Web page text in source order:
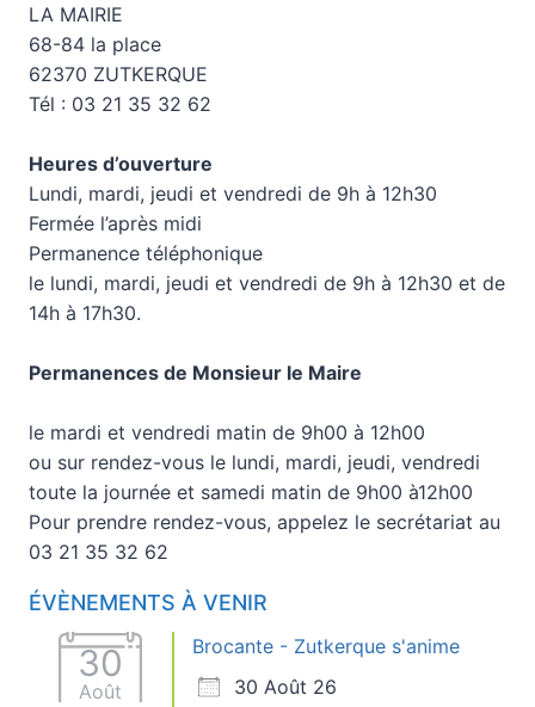
LA MAIRIE
68-84 la place
62370 ZUTKERQUE
Tél : 03 21 35 32 62
Heures d’ouverture
Lundi, mardi, jeudi et vendredi de 9h à 12h30
Fermée l’après midi
Permanence téléphonique
le lundi, mardi, jeudi et vendredi de 9h à 12h30 et de
14h à 17h30.
Permanences de Monsieur le Maire
le mardi et vendredi matin de 9h00 à 12h00
ou sur rendez-vous le lundi, mardi, jeudi, vendredi
toute la journée et samedi matin de 9h00 à12h00
Pour prendre rendez-vous, appelez le secrétariat au
03 21 35 32 62
ÉVÈNEMENTS À VENIR
30
Août
Brocante - Zutkerque s'anime
30 Août 26